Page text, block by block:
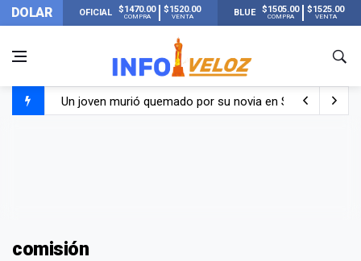
DOLAR OFICIAL $1470.00
COMPRA
$1520.00
VENTA BLUE $1505.00
COMPRA
$1525.00
VENTA
Un joven murió quemado por su novia en San Luis:
comisión